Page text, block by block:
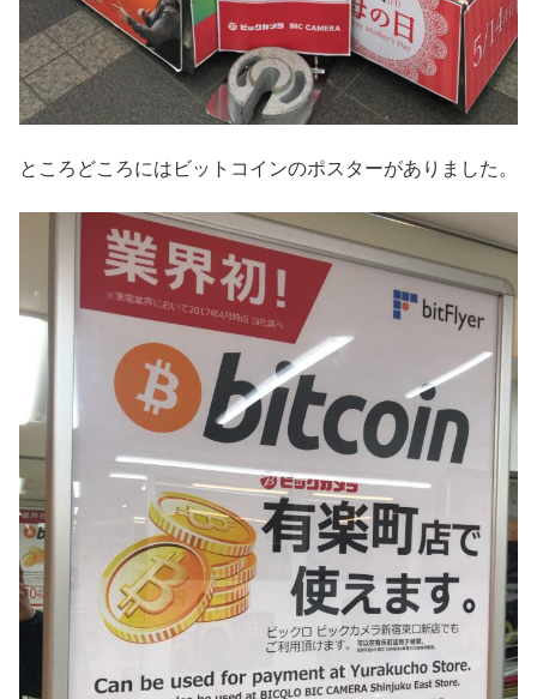
ところどころにはビットコインのポスターがありました。